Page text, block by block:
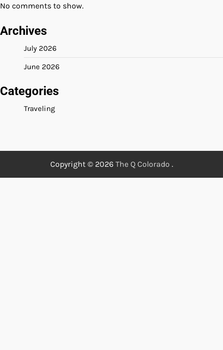
No comments to show.
Archives
July 2026
June 2026
Categories
Traveling
Copyright © 2026 The Q Colorado .